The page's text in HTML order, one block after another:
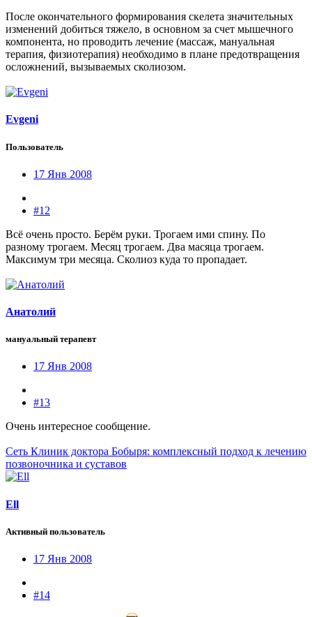
После окончательного формирования скелета значительных
изменений добиться тяжело, в основном за счет мышечного
компонента, но проводить лечение (массаж, мануальная
терапия, физиотерапия) необходимо в плане предотвращения
осложнений, вызываемых сколиозом.
Evgeni
Пользователь
17 Янв 2008
#12
Всё очень просто. Берём руки. Трогаем ими спину. По
разному трогаем. Месяц трогаем. Два масяца трогаем.
Максимум три месяца. Сколиоз куда то пропадает.
Анатолий
мануальный терапевт
17 Янв 2008
#13
Очень интересное сообщение.
Сеть Клиник доктора Бобыря: комплексный подход к лечению
позвоночника и суставов
Ell
Активный пользователь
17 Янв 2008
#14